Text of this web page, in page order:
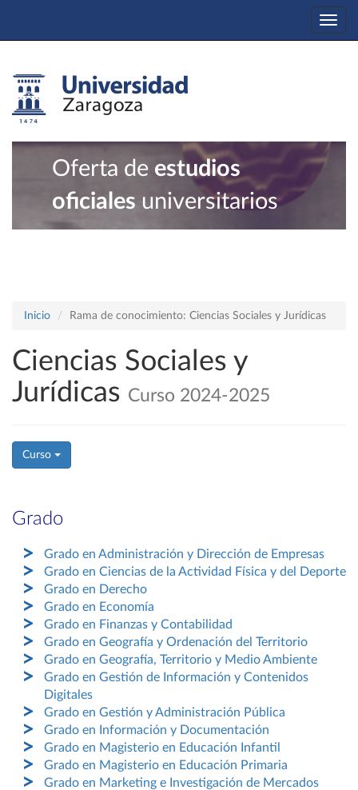
Oferta de estudios
oficiales universitarios
Inicio Rama de conocimiento: Ciencias Sociales y Jurídicas
Ciencias Sociales y
Jurídicas Curso 2024-2025
Curso
Grado
Grado en Administración y Dirección de Empresas
Grado en Ciencias de la Actividad Física y del Deporte
Grado en Derecho
Grado en Economía
Grado en Finanzas y Contabilidad
Grado en Geografía y Ordenación del Territorio
Grado en Geografía, Territorio y Medio Ambiente
Grado en Gestión de Información y Contenidos
Digitales
Grado en Gestión y Administración Pública
Grado en Información y Documentación
Grado en Magisterio en Educación Infantil
Grado en Magisterio en Educación Primaria
Grado en Marketing e Investigación de Mercados